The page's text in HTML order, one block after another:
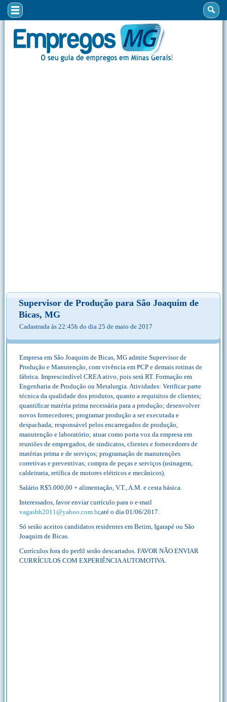
Supervisor de Produção para São Joaquim de
Bicas, MG
Cadastrada às 22:45h do dia 25 de maio de 2017
Empresa em São Joaquim de Bicas, MG admite Supervisor de
Produção e Manutenção, com vivência em PCP e demais rotinas de
fábrica. Imprescindível CREA ativo, pois será RT. Formação em
Engenharia de Produção ou Metalurgia. Atividades: Verificar parte
técnica da qualidade dos produtos, quanto a requisitos de clientes;
quantificar matéria prima necessária para a produção; desenvolver
novos fornecedores; programar produção a ser executada e
despachada; responsável pelos encarregados de produção,
manutenção e laboratório; atuar como porta voz da empresa em
reuniões de empregados, de sindicatos, clientes e fornecedores de
matérias prima e de serviços; programação de manutenções
corretivas e preventivas; compra de peças e serviços (usinagem,
caldeiraria, retífica de motores elétricos e mecânicos).
Salário R$5.000,00 + alimentação, V.T., A.M. e cesta básica.
Interessados, favor enviar currículo para o e-mail
vagasbh2011@yahoo.com.br,até o dia 01/06/2017.
Só serão aceitos candidatos residentes em Betim, Igarapé ou São
Joaquim de Bicas.
Currículos fora do perfil serão descartados. FAVOR NÃO ENVIAR
CURRÍCULOS COM EXPERIÊNCIA AUTOMOTIVA.